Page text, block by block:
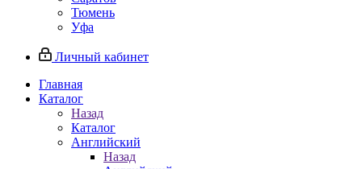
Тюмень
Уфа
Личный кабинет
Главная
Каталог
Назад
Каталог
Английский
Назад